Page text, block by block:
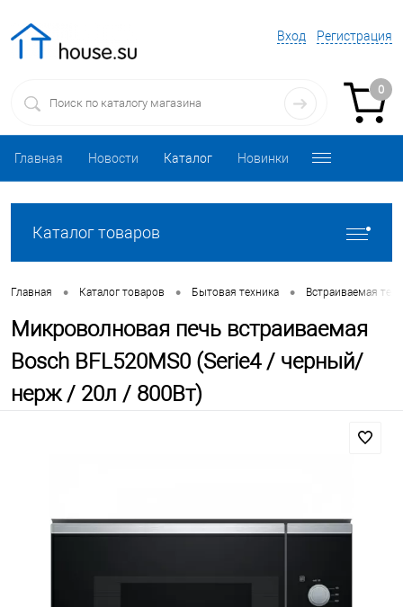
Вход Регистрация
0
Главная Новости Каталог Новинки
Каталог товаров
Главная • Каталог товаров • Бытовая техника • Встраиваемая
Микроволновая печь встраиваемая
Bosch BFL520MS0 (Serie4 / черный/
нерж / 20л / 800Вт)